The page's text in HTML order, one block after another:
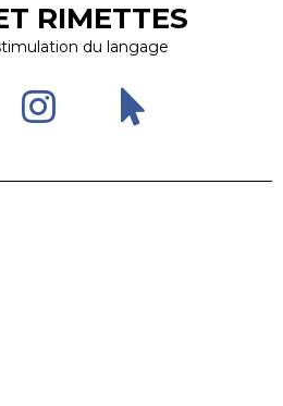
RIMETTES
du langage